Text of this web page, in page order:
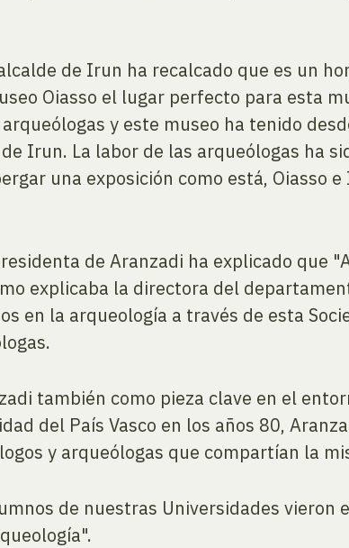
de Irun ha recalcado que es un
Oiasso el lugar perfecto para esta
y este museo ha tenido
Irun. La labor de las arqueólogas ha
una exposición como está, Oiasso
de Aranzadi ha explicado que
explicaba la directora del
en la arqueología a través de esta
también como pieza clave en el
del País Vasco en los años 80,
y arqueólogas que compartían la
de nuestras Universidades vieron